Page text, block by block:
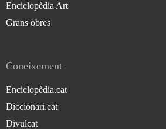
Enciclopèdia Art
Grans obres
Coneixement
Enciclopèdia.cat
Diccionari.cat
Divulcat